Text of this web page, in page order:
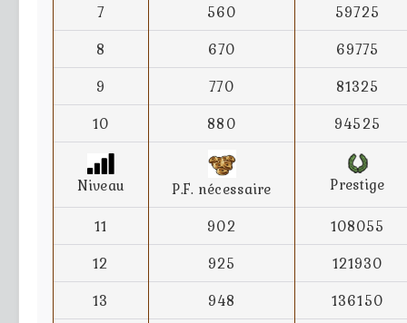
7
560
59725
8
670
69775
9
770
81325
10
880 94525
Niveau P.F. nécessaire
Prestige
11
902
108055
12
925
121930
13
948
136150